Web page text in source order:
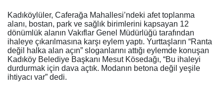
Kadıköylüler, Caferağa Mahallesi’ndeki afet toplanma
alanı, bostan, park ve sağlık birimlerini kapsayan 12
dönümlük alanın Vakıflar Genel Müdürlüğü tarafından
ihaleye çıkarılmasına karşı eylem yaptı. Yurttaşların “Ranta
değil halka alan açın” sloganlarını attığı eylemde konuşan
Kadıköy Belediye Başkanı Mesut Kösedağı, “Bu ihaleyi
durdurmak için dava açtık. Modanın betona değil yeşile
ihtiyacı var” dedi.